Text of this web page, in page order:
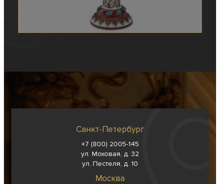
Санкт-Петербург
+7 (800) 2005-145
ул. Моховая, д. 32
ул. Пестеля, д. 10
Москва